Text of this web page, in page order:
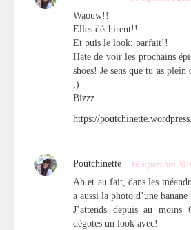
Waouw!!
Elles déchirent!!
Et puis le look: parfait!!
Hate de voir les prochains
shoes! Je sens que tu as plein
;)
Bizzz
https://
Poutchinette 16 septembre
Ah et au fait, dans les
a aussi la photo d’une banane
J’attends depuis au
dégotes un look avec!